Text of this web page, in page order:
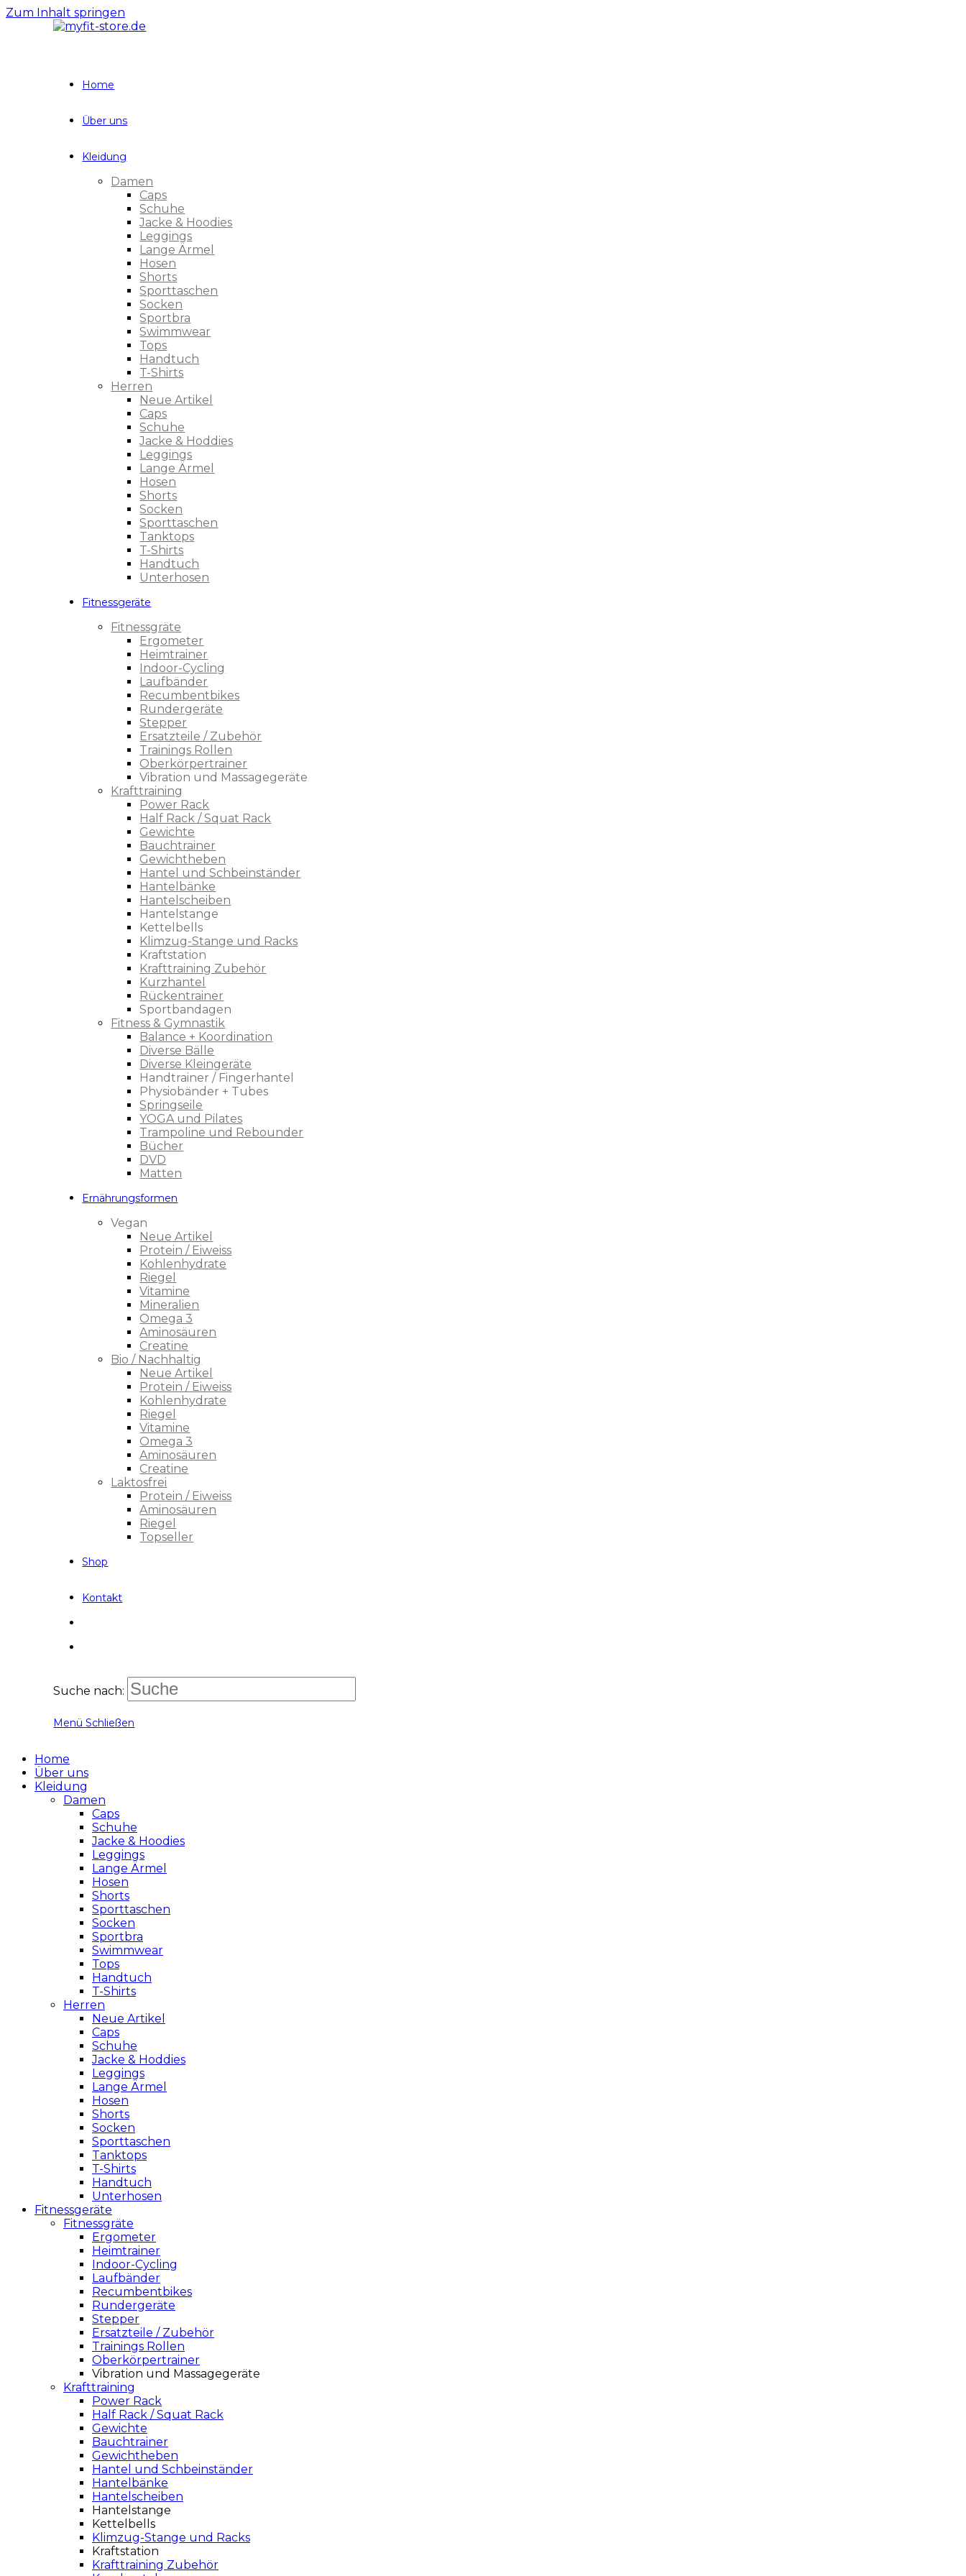
Zum Inhalt springen
Home
Über uns
Kleidung
Damen
Caps
Schuhe
Jacke & Hoodies
Leggings
Lange Ärmel
Hosen
Shorts
Sporttaschen
Socken
Sportbra
Swimmwear
Tops
Handtuch
T-Shirts
Herren
Neue Artikel
Caps
Schuhe
Jacke & Hoddies
Leggings
Lange Ärmel
Hosen
Shorts
Socken
Sporttaschen
Tanktops
T-Shirts
Handtuch
Unterhosen
Fitnessgeräte
Fitnessgräte
Ergometer
Heimtrainer
Indoor-Cycling
Laufbänder
Recumbentbikes
Rundergeräte
Stepper
Ersatzteile / Zubehör
Trainings Rollen
Oberkörpertrainer
Vibration und Massagegeräte
Krafttraining
Power Rack
Half Rack / Squat Rack
Gewichte
Bauchtrainer
Gewichtheben
Hantel und Schbeinständer
Hantelbänke
Hantelscheiben
Hantelstange
Kettelbells
Klimzug-Stange und Racks
Kraftstation
Krafttraining Zubehör
Kurzhantel
Rückentrainer
Sportbandagen
Fitness & Gymnastik
Balance + Koordination
Diverse Bälle
Diverse Kleingeräte
Handtrainer / Fingerhantel
Physiobänder + Tubes
Springseile
YOGA und Pilates
Trampoline und Rebounder
Bücher
DVD
Matten
Ernährungsformen
Vegan
Neue Artikel
Protein / Eiweiss
Kohlenhydrate
Riegel
Vitamine
Mineralien
Omega 3
Aminosäuren
Creatine
Bio / Nachhaltig
Neue Artikel
Protein / Eiweiss
Kohlenhydrate
Riegel
Vitamine
Omega 3
Aminosäuren
Creatine
Laktosfrei
Protein / Eiweiss
Aminosäuren
Riegel
Topseller
Shop
Kontakt
Suche nach:
Menü Schließen
Home
Über uns
Kleidung
Damen
Caps
Schuhe
Jacke & Hoodies
Leggings
Lange Ärmel
Hosen
Shorts
Sporttaschen
Socken
Sportbra
Swimmwear
Tops
Handtuch
T-Shirts
Herren
Neue Artikel
Caps
Schuhe
Jacke & Hoddies
Leggings
Lange Ärmel
Hosen
Shorts
Socken
Sporttaschen
Tanktops
T-Shirts
Handtuch
Unterhosen
Fitnessgeräte
Fitnessgräte
Ergometer
Heimtrainer
Indoor-Cycling
Laufbänder
Recumbentbikes
Rundergeräte
Stepper
Ersatzteile / Zubehör
Trainings Rollen
Oberkörpertrainer
Vibration und Massagegeräte
Krafttraining
Power Rack
Half Rack / Squat Rack
Gewichte
Bauchtrainer
Gewichtheben
Hantel und Schbeinständer
Hantelbänke
Hantelscheiben
Hantelstange
Kettelbells
Klimzug-Stange und Racks
Kraftstation
Krafttraining Zubehör